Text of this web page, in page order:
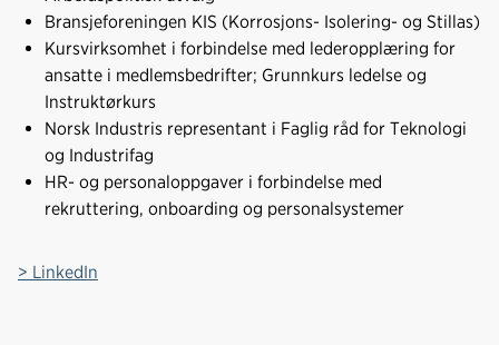
Bransjeforeningen KIS (Korrosjons- Isolering- og Stillas)
Kursvirksomhet i forbindelse med lederopplæring for
ansatte i medlemsbedrifter; Grunnkurs ledelse og
Instruktørkurs
Norsk Industris representant i Faglig råd for Teknologi
og Industrifag
HR- og personaloppgaver i forbindelse med
rekruttering, onboarding og personalsystemer
> LinkedIn